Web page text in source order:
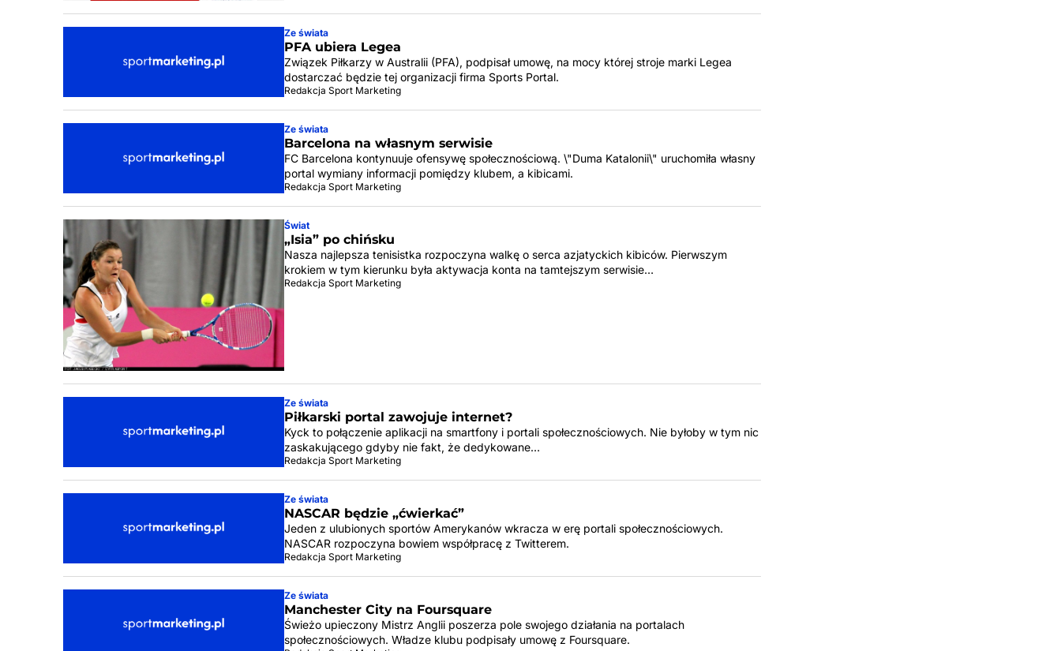
Ze świata
PFA ubiera Legea
Związek Piłkarzy w Australii (PFA), podpisał umowę, na mocy której stroje marki Legea
dostarczać będzie tej organizacji firma Sports Portal.
Redakcja Sport Marketing
Ze świata
Barcelona na własnym serwisie
FC Barcelona kontynuuje ofensywę społecznościową. \"Duma Katalonii\" uruchomiła własny
portal wymiany informacji pomiędzy klubem, a kibicami.
Redakcja Sport Marketing
Świat
„Isia” po chińsku
Nasza najlepsza tenisistka rozpoczyna walkę o serca azjatyckich kibiców. Pierwszym
krokiem w tym kierunku była aktywacja konta na tamtejszym serwisie…
Redakcja Sport Marketing
Ze świata
Piłkarski portal zawojuje internet?
Kyck to połączenie aplikacji na smartfony i portali społecznościowych. Nie byłoby w tym nic
zaskakującego gdyby nie fakt, że dedykowane…
Redakcja Sport Marketing
Ze świata
NASCAR będzie „ćwierkać”
Jeden z ulubionych sportów Amerykanów wkracza w erę portali społecznościowych.
NASCAR rozpoczyna bowiem współpracę z Twitterem.
Redakcja Sport Marketing
Ze świata
Manchester City na Foursquare
Świeżo upieczony Mistrz Anglii poszerza pole swojego działania na portalach
społecznościowych. Władze klubu podpisały umowę z Foursquare.